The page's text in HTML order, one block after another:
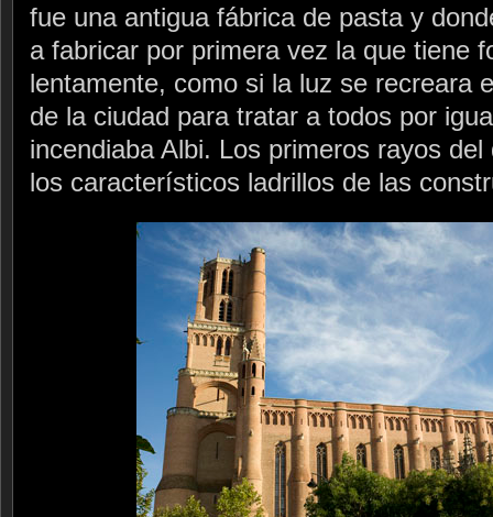
fue una antigua fábrica de pasta y
a fabricar por primera vez la que tiene
lentamente, como si la luz se recreara
de la ciudad para tratar a todos por
incendiaba Albi. Los primeros rayos
los característicos ladrillos de las